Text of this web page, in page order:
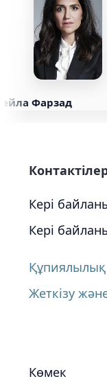
Фарзад
Кері
Кері
Құпиялылық
Жеткізу
Көмек